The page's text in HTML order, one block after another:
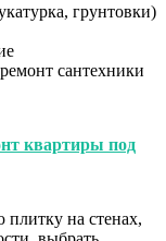
грунтовки)
сантехники
квартиры под
на стенах,